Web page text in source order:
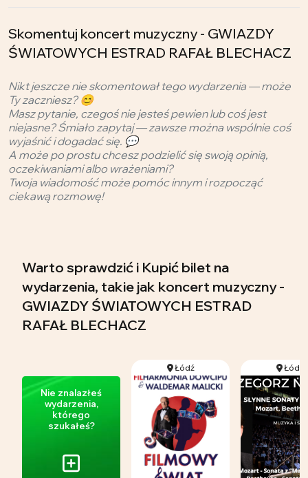
Skomentuj koncert muzyczny - GWIAZDY
ŚWIATOWYCH ESTRAD RAFAŁ BLECHACZ
Nikt jeszcze nie skomentował tego wydarzenia — może
Ty zaczniesz? 😊
Masz pytanie, czegoś nie jesteś pewien lub coś jest
niejasne? Śmiało zapytaj — zawsze można wspólnie coś
wyjaśnić i dogadać się. 💬
A może po prostu chcesz podzielić się swoją opinią,
oczekiwaniami albo wrażeniami?
Twoja wiadomość może pomóc innym i rozpocząć
ciekawą rozmowę!
Warto sprawdzić i Kupić bilet na
wydarzenia, takie jak koncert muzyczny -
GWIAZDY ŚWIATOWYCH ESTRAD
RAFAŁ BLECHACZ
Nie znalazłeś
wydarzenia,
którego
szukałeś?
Łódź Łódź